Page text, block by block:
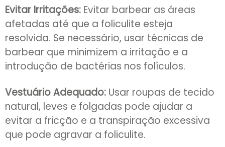
Evitar Irritações: Evitar barbear as áreas
afetadas até que a foliculite esteja
resolvida. Se necessário, usar técnicas de
barbear que minimizem a irritação e a
introdução de bactérias nos folículos.
Vestuário Adequado: Usar roupas de tecido
natural, leves e folgadas pode ajudar a
evitar a fricção e a transpiração excessiva
que pode agravar a foliculite.